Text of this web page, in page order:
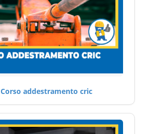
Corso addestramento cric